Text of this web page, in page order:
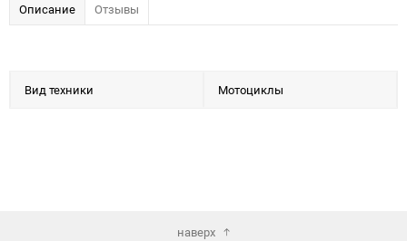
Описание Отзывы
Вид техники Мотоциклы
наверх